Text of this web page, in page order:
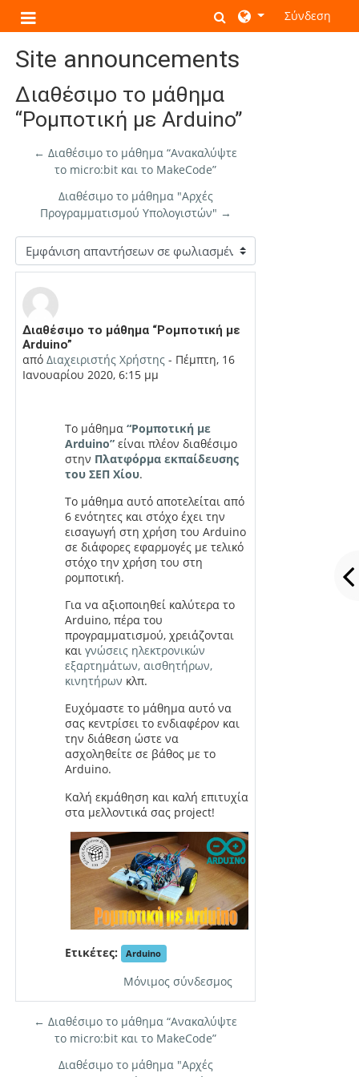
Πλευρικός πίνακας
Εναλλαγή εισόδου
Σύνδεση
Site announcements
Διαθέσιμο το μάθημα
“Ρομποτική με Arduino”
← Διαθέσιμο το μάθημα “Ανακαλύψτε
το micro:bit και το ΜakeCode”
Διαθέσιμο το μάθημα "Αρχές
Προγραμματισμού Υπολογιστών" →
Λειτουργία εμφάνισης
Διαθέσιμο το μάθημα “Ρομποτική με
Arduino”
απόΔιαχειριστής Χρήστης - Πέμπτη, 16
Ιανουαρίου 2020, 6:15 μμ
Αριθμός απαντήσεων: 0
Το μάθημα “Ρομποτική με
Arduino”είναι πλέον διαθέσιμο
στην Πλατφόρμα εκπαίδευσης
του ΣΕΠ Χίου.
Το μάθημα αυτό αποτελείται από
6 ενότητες και στόχο έχει την
εισαγωγή στη χρήση του Arduino
σε διάφορες εφαρμογές με τελικό
στόχο την χρήση του στη
ρομποτική.
Για να αξιοποιηθεί καλύτερα το
Arduino, πέρα του
προγραμματισμού, χρειάζονται
καιγνώσεις ηλεκτρονικών
εξαρτημάτων, αισθητήρων,
κινητήρων κλπ.
Ευχόμαστε το μάθημα αυτό να
σας κεντρίσει το ενδιαφέρον και
την διάθεση ώστε να
ασχοληθείτε σε βάθος με το
Arduino.
Καλή εκμάθηση και καλή επιτυχία
στα μελλοντικά σας project!
Ετικέτες: Arduino
Μόνιμος σύνδεσμος
← Διαθέσιμο το μάθημα “Ανακαλύψτε
το micro:bit και το ΜakeCode”
Διαθέσιμο το μάθημα "Αρχές